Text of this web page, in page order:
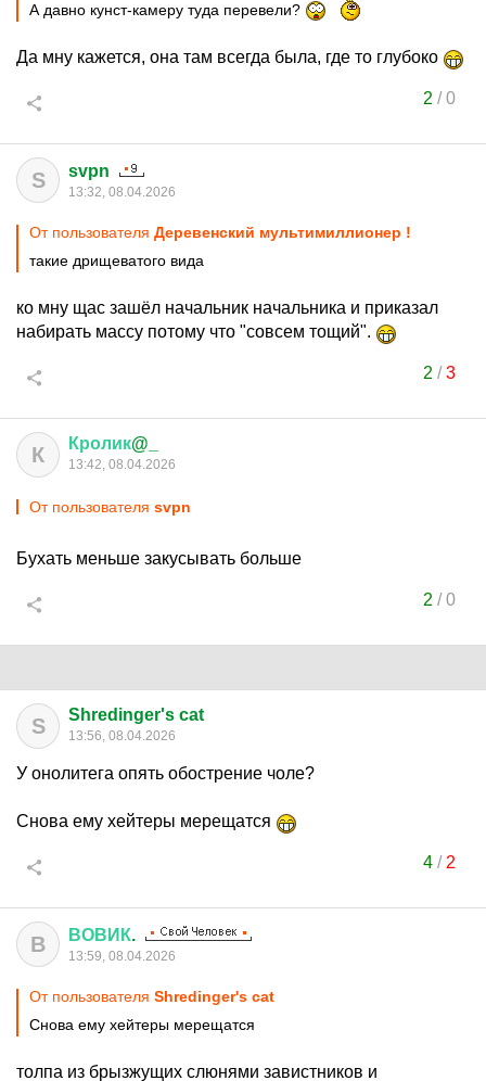
А давно кунст-камеру туда перевели?
Да мну кажется, она там всегда была, где то глубоко
2 /0
S svpn
13:32, 08.04.2026
От пользователя Деревенский мультимиллионер !
такие дрищеватого вида
ко мну щас зашёл начальник начальника и приказал
набирать массу потому что "совсем тощий".
2 /3
К Кролик@_
13:42, 08.04.2026
От пользователя svpn
Бухать меньше закусывать больше
2 /0
S Shredinger's cat
13:56, 08.04.2026
У онолитега опять обострение чоле?
Снова ему хейтеры мерещатся
4/ 2
В ВОВИК.
13:59, 08.04.2026
От пользователя Shredinger's cat
Снова ему хейтеры мерещатся
толпа из брызжущих слюнями завистников и